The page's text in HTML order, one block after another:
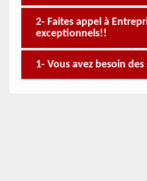
2- Faites appel à
exceptionnels!!
1- Vous avez besoin